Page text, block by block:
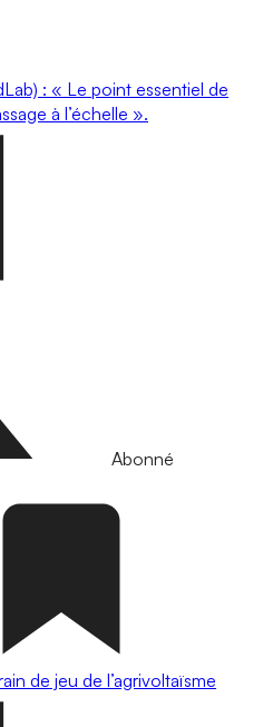
: « Le point essentiel de
à l’échelle ».
Abonné
de jeu de l’agrivoltaïsme